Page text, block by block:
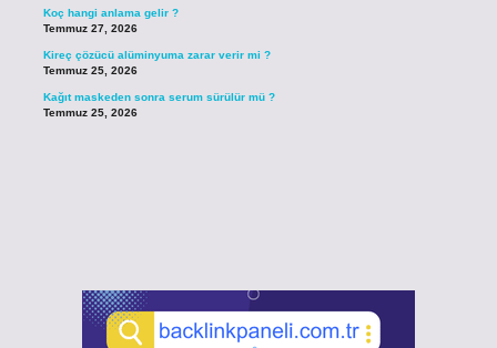
Koç hangi anlama gelir ?
Temmuz 27, 2026
Kireç çözücü alüminyuma zarar verir mi ?
Temmuz 25, 2026
Kağıt maskeden sonra serum sürülür mü ?
Temmuz 25, 2026